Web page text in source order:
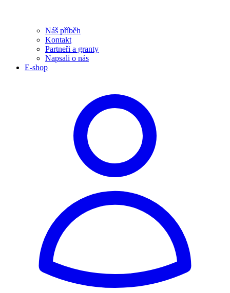
Náš příběh
Kontakt
Partneři a granty
Napsali o nás
E-shop